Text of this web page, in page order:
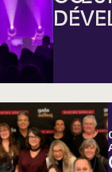
location